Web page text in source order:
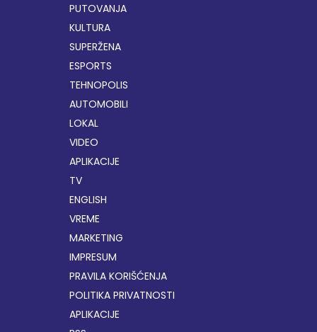
PUTOVANJA
KULTURA
SUPERŽENA
ESPORTS
TEHNOPOLIS
AUTOMOBILI
LOKAL
VIDEO
APLIKACIJE
TV
ENGLISH
VREME
MARKETING
IMPRESUM
PRAVILA KORIŠĆENJA
POLITIKA PRIVATNOSTI
APLIKACIJE